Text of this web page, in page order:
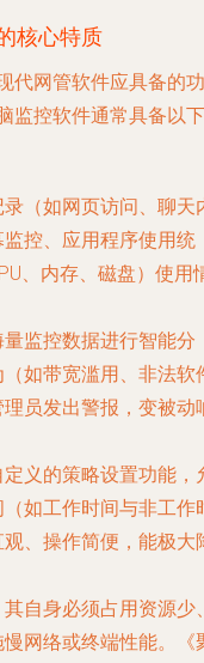
核心特质
代网管软件应具备的功
监控软件通常具备以下
录（如网页访问、聊天
控、应用程序使用统
、内存、磁盘）使用
量监控数据进行智能分
如带宽滥用、非法软
员发出警报，变被动
定义的策略设置功能，
如工作时间与非工作
、操作简便，能极大
其自身必须占用资源少
网络或终端性能。《